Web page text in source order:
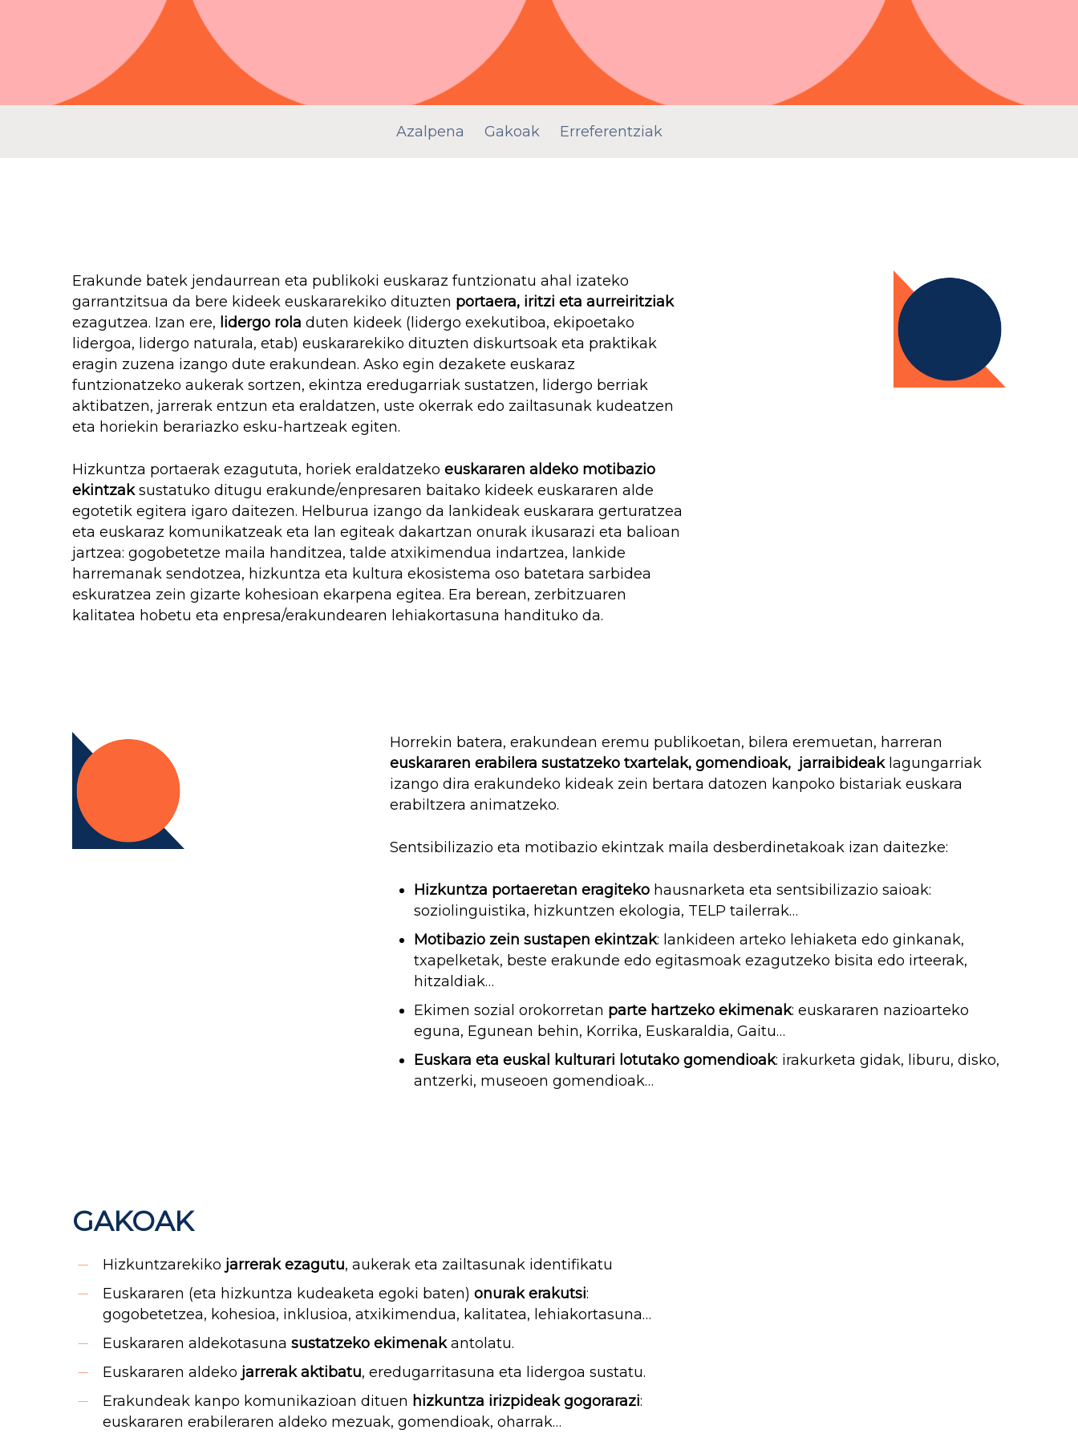
Azalpena Gakoak Erreferentziak
Erakunde batek jendaurrean eta publikoki euskaraz funtzionatu ahal izateko
garrantzitsua da bere kideek euskararekiko dituzten portaera, iritzi eta aurreiritziak
ezagutzea. Izan ere, lidergo rola duten kideek (lidergo exekutiboa, ekipoetako
lidergoa, lidergo naturala, etab) euskararekiko dituzten diskurtsoak eta praktikak
eragin zuzena izango dute erakundean. Asko egin dezakete euskaraz
funtzionatzeko aukerak sortzen, ekintza eredugarriak sustatzen, lidergo berriak
aktibatzen, jarrerak entzun eta eraldatzen, uste okerrak edo zailtasunak kudeatzen
eta horiekin berariazko esku-hartzeak egiten.
Hizkuntza portaerak ezagututa, horiek eraldatzekoeuskararen aldeko motibazio
ekintzaksustatuko ditugu erakunde/enpresaren baitako kideek euskararen alde
egotetik egitera igaro daitezen. Helburua izango da lankideak euskarara gerturatzea
eta euskaraz komunikatzeak eta lan egiteak dakartzan onurak ikusarazi eta balioan
jartzea: gogobetetze maila handitzea, talde atxikimendua indartzea, lankide
harremanak sendotzea, hizkuntza eta kultura ekosistema oso batetara sarbidea
eskuratzea zein gizarte kohesioan ekarpena egitea. Era berean, zerbitzuaren
kalitatea hobetu eta enpresa/erakundearen lehiakortasuna handituko da.
Horrekin batera, erakundean eremu publikoetan, bilera eremuetan, harreran
euskararen erabilera sustatzeko txartelak, gomendioak, jarraibideaklagungarriak
izango dira erakundeko kideak zein bertara datozen kanpoko bistariak euskara
erabiltzera animatzeko.
Sentsibilizazio eta motibazio ekintzak maila desberdinetakoak izan daitezke:
Hizkuntza portaeretan eragiteko hausnarketa eta sentsibilizazio saioak:
soziolinguistika, hizkuntzen ekologia, TELP tailerrak…
Motibazio zein sustapen ekintzak: lankideen arteko lehiaketa edo ginkanak,
txapelketak, beste erakunde edo egitasmoak ezagutzeko bisita edo irteerak,
hitzaldiak…
Ekimen sozial orokorretan parte hartzeko ekimenak: euskararen nazioarteko
eguna, Egunean behin, Korrika, Euskaraldia, Gaitu…
Euskara eta euskal kulturari lotutako gomendioak: irakurketa gidak, liburu, disko,
antzerki, museoen gomendioak…
GAKOAK
Hizkuntzarekiko jarrerak ezagutu, aukerak eta zailtasunak identifikatu
Euskararen (eta hizkuntza kudeaketa egoki baten)onurak erakutsi:
gogobetetzea, kohesioa, inklusioa, atxikimendua, kalitatea, lehiakortasuna…
Euskararen aldekotasunasustatzeko ekimenakantolatu.
Euskararen aldeko jarrerak aktibatu, eredugarritasuna eta lidergoa sustatu.
Erakundeak kanpo komunikazioan dituen hizkuntza irizpideak gogorarazi:
euskararen erabileraren aldeko mezuak, gomendioak, oharrak…